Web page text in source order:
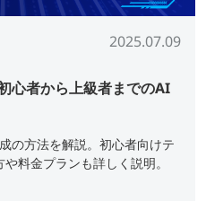
2025.07.09
心者から上級者までのAI
の方法を解説。初心者向けテ
料金プランも詳しく説明。